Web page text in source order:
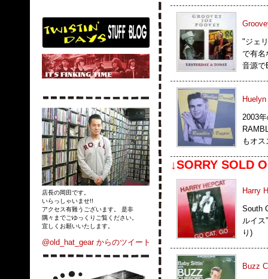
店長の岡田です。
いらっしゃいませ!!
アクセス有難うございます。 是非
隅々までごゆっくりご覧ください。
宜しくお願いいたします。
@old_hat_gear からのツイート
"ジェ
で有名
音源で
2003
もオ
↓SORRY SOLD
Harry
South
ルイス
り)
Buzz